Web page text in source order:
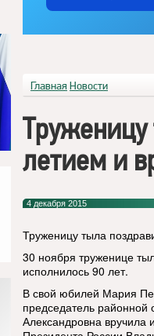
Главная Новости
летием и
4 декабря 2015
Труженицу тыла
30 ноября труженице
исполнилось 90 лет.
В свой юбилей Мария
председатель
Александровна вручила